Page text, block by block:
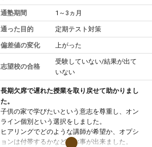
通塾期間 1～3ヵ月
通った目的 定期テスト対策
偏差値の変化 上がった
志望校の合格
受験していない/結果が出て
いない
長期欠席で遅れた授業を取り戻せて助かりまし
た。
子供の家で学びたいという意志を尊重し、オン
ライン個別という選択をしました。
ヒアリングでどのような講師が希望か、オプシ
ョンは付帯するかなど選ぶ事が出来ました。